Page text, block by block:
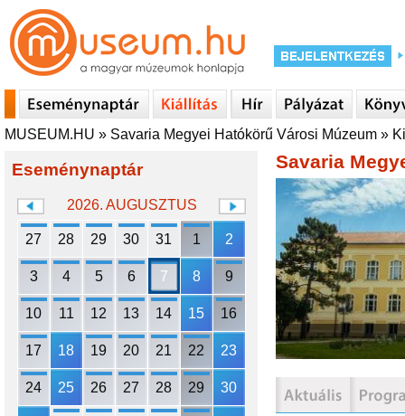
MUSEUM.HU » Savaria Megyei Hatókörű Városi Múzeum »
Eseménynaptár
2026. AUGUSZTUS
27 28 29 30 31 1 2
3 4 5 6 7 8 9
10 11 12 13 14 15 16
17 18 19 20 21 22 23
24 25 26 27 28 29 30
Savaria